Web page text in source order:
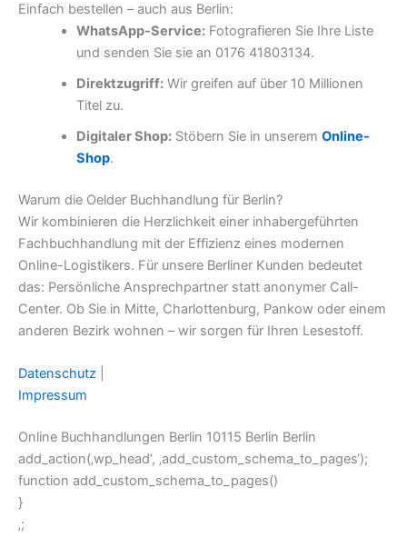
Einfach bestellen – auch aus Berlin:
WhatsApp-Service:Fotografieren Sie Ihre Liste
und senden Sie sie an 0176 41803134.
Direktzugriff:Wir greifen auf über 10 Millionen
Titel zu.
Digitaler Shop:Stöbern Sie in unserem Online-
Shop.
Warum die Oelder Buchhandlung für Berlin?
Wir kombinieren die Herzlichkeit einer inhabergeführten
Fachbuchhandlung mit der Effizienz eines modernen
Online-Logistikers. Für unsere Berliner Kunden bedeutet
das: Persönliche Ansprechpartner statt anonymer Call-
Center. Ob Sie in Mitte, Charlottenburg, Pankow oder einem
anderen Bezirk wohnen – wir sorgen für Ihren Lesestoff.
Datenschutz
Impressum
Online Buchhandlungen Berlin 10115 Berlin Berlin
add_action(‚wp_head‘, ‚add_custom_schema_to_pages‘);
function add_custom_schema_to_pages()
}
‚;